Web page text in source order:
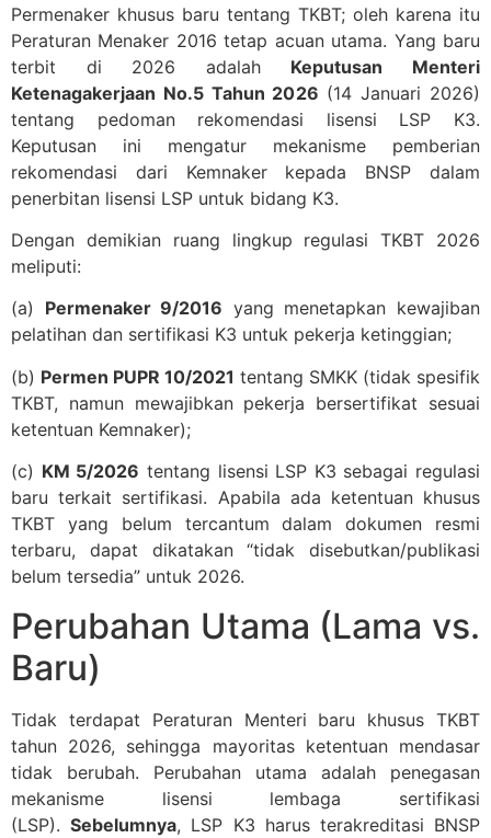
Permenaker khusus baru tentang TKBT; oleh karena itu
Peraturan Menaker 2016 tetap acuan utama. Yang baru
terbit di 2026 adalah Keputusan Menteri
Ketenagakerjaan No.5 Tahun 2026 (14 Januari 2026)
tentang pedoman rekomendasi lisensi LSP K3.
Keputusan ini mengatur mekanisme pemberian
rekomendasi dari Kemnaker kepada BNSP dalam
penerbitan lisensi LSP untuk bidang K3.
Dengan demikian ruang lingkup regulasi TKBT 2026
meliputi:
(a) Permenaker 9/2016 yang menetapkan kewajiban
pelatihan dan sertifikasi K3 untuk pekerja ketinggian;
(b) Permen PUPR 10/2021 tentang SMKK (tidak spesifik
TKBT, namun mewajibkan pekerja bersertifikat sesuai
ketentuan Kemnaker);
(c) KM 5/2026 tentang lisensi LSP K3 sebagai regulasi
baru terkait sertifikasi. Apabila ada ketentuan khusus
TKBT yang belum tercantum dalam dokumen resmi
terbaru, dapat dikatakan “tidak disebutkan/publikasi
belum tersedia” untuk 2026.
Perubahan Utama (Lama vs.
Baru)
Tidak terdapat Peraturan Menteri baru khusus TKBT
tahun 2026, sehingga mayoritas ketentuan mendasar
tidak berubah. Perubahan utama adalah penegasan
mekanisme lisensi lembaga sertifikasi
(LSP).Sebelumnya, LSP K3 harus terakreditasi BNSP